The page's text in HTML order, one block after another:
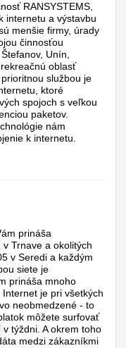
RANSYSTEMS,
internetu a výstavbu
menšie firmy, úrady
činnosťou
Unín,
oblasť
službou je
ktoré
spojoch s veľkou
paketov.
nám
k internetu.
prináša
Trnave a okolitých
v Seredi a každým
siete je
prináša mnoho
je pri všetkých
neobmedzené - to
môžete surfovať
týždni. A okrem toho
medzi zákazníkmi